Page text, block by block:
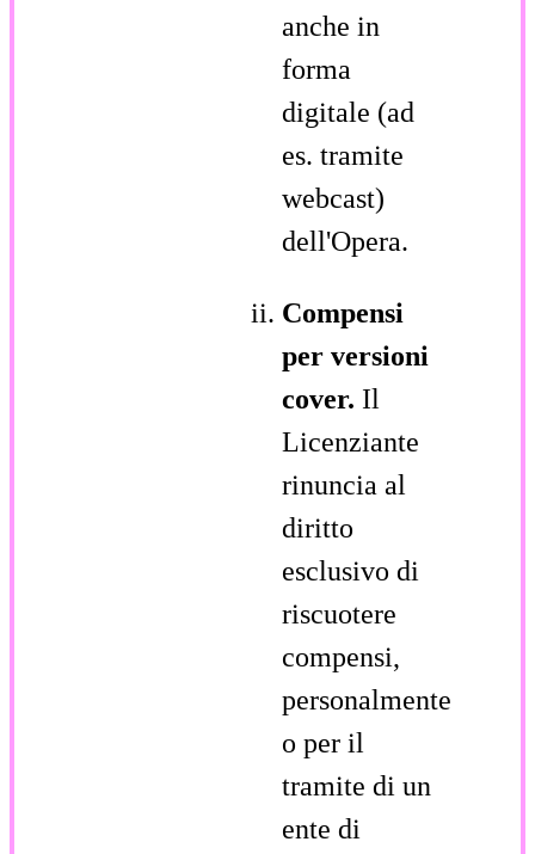
anche in
forma
digitale (ad
es. tramite
webcast)
dell'Opera.
Compensi
per versioni
cover. Il
Licenziante
rinuncia al
diritto
esclusivo di
riscuotere
compensi,
personalmente
o per il
tramite di un
ente di